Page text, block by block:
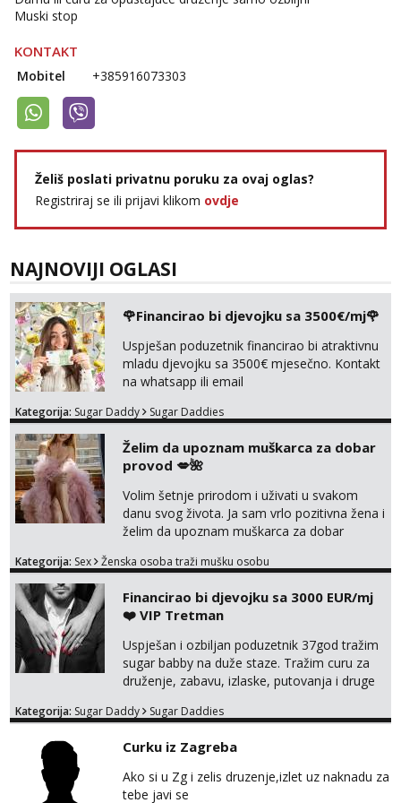
Muski stop
KONTAKT
Mobitel +385916073303
Želiš poslati privatnu poruku za ovaj oglas?
Registriraj se ili prijavi klikom ovdje
NAJNOVIJI OGLASI
🌹Financirao bi djevojku sa 3500€/mj🌹
Uspješan poduzetnik financirao bi atraktivnu
mladu djevojku sa 3500€ mjesečno. Kontakt
na whatsapp ili email
Kategorija: Sugar Daddy Sugar Daddies
Želim da upoznam muškarca za dobar
provod 💋🌺
Volim šetnje prirodom i uživati u svakom
danu svog života. Ja sam vrlo pozitivna žena i
želim da upoznam muškarca za dobar
na link ispod i nadji me tamo, cekam te!
Kategorija: Sex Ženska osoba traži mušku osobu
Financirao bi djevojku sa 3000 EUR/mj
❤️ VIP Tretman
Uspješan i ozbiljan poduzetnik 37god tražim
sugar babby na duže staze. Tražim curu za
druženje, zabavu, izlaske, putovanja i druge
otvorena, komunikativna, zgodna i atraktivna
markodalic37@gmail.com
Kategorija: Sugar Daddy Sugar Daddies
Curku iz Zagreba
Ako si u Zg i zelis druzenje,izlet uz naknadu za
tebe javi se